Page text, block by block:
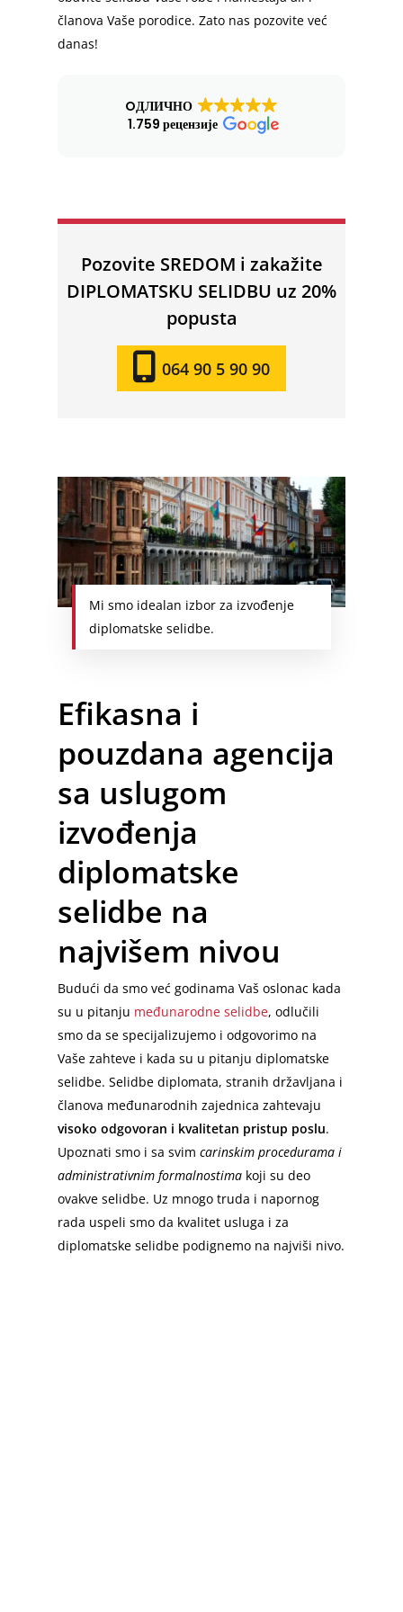
članova Vaše porodice. Zato nas pozovite već
danas!
OДЛИЧНО
1.759 рецензије
Pozovite SREDOM i zakažite
DIPLOMATSKU SELIDBU uz 20%
popusta
064 90 5 90 90
Mi smo idealan izbor za izvođenje
diplomatske selidbe.
Efikasna i
pouzdana agencija
sa uslugom
izvođenja
diplomatske
selidbe na
najvišem nivou
Budući da smo već godinama Vaš oslonac kada
su u pitanju međunarodne selidbe, odlučili
smo da se specijalizujemo i odgovorimo na
Vaše zahteve i kada su u pitanju diplomatske
selidbe. Selidbe diplomata, stranih državljana i
članova međunarodnih zajednica zahtevaju
visoko odgovoran i kvalitetan pristup poslu.
Upoznati smo i sa svim carinskim procedurama i
administrativnim formalnostima koji su deo
ovakve selidbe. Uz mnogo truda i napornog
rada uspeli smo da kvalitet usluga i za
diplomatske selidbe podignemo na najviši nivo.